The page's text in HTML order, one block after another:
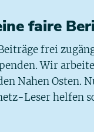
faire
frei
Wir
Nahen Osten.
Leser helfen